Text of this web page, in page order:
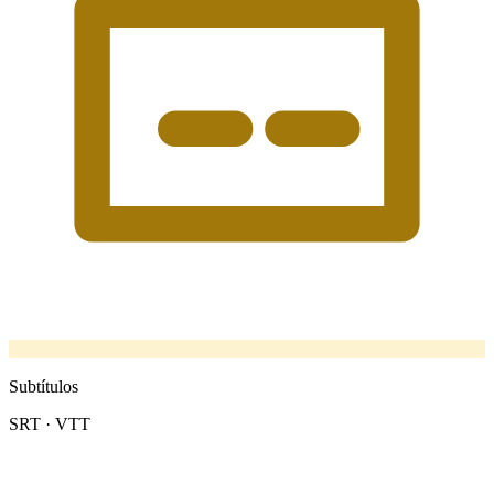
Subtítulos
SRT · VTT